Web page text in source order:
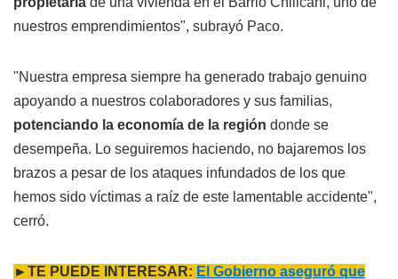
nuestros emprendimientos", subrayó Paco.
"Nuestra empresa siempre ha generado trabajo genuino
apoyando a nuestros colaboradores y sus familias,
potenciando la economía de la región donde se
desempeña. Lo seguiremos haciendo, no bajaremos los
brazos a pesar de los ataques infundados de los que
hemos sido víctimas a raíz de este lamentable accidente",
cerró.
►TE PUEDE INTERESAR: El Gobierno aseguró que